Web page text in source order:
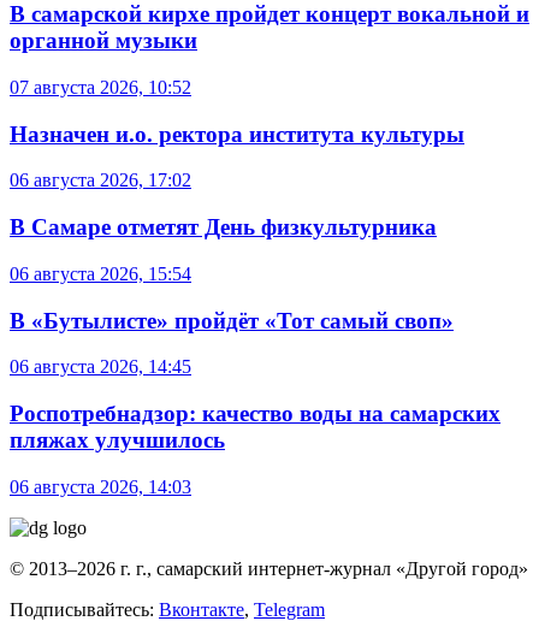
В самарской кирхе пройдет концерт вокальной и
органной музыки
07 августа 2026, 10:52
Назначен и.о. ректора института культуры
06 августа 2026, 17:02
В Самаре отметят День физкультурника
06 августа 2026, 15:54
В «Бутылисте» пройдёт «Тот самый своп»
06 августа 2026, 14:45
Роспотребнадзор: качество воды на самарских
пляжах улучшилось
06 августа 2026, 14:03
© 2013–2026 г. г., самарский интернет-журнал «Другой город»
Подписывайтесь: Вконтакте, Telegram